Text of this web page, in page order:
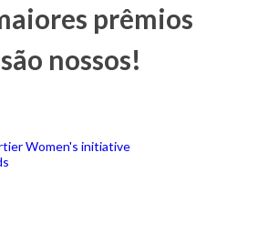
prêmios
são nossos!